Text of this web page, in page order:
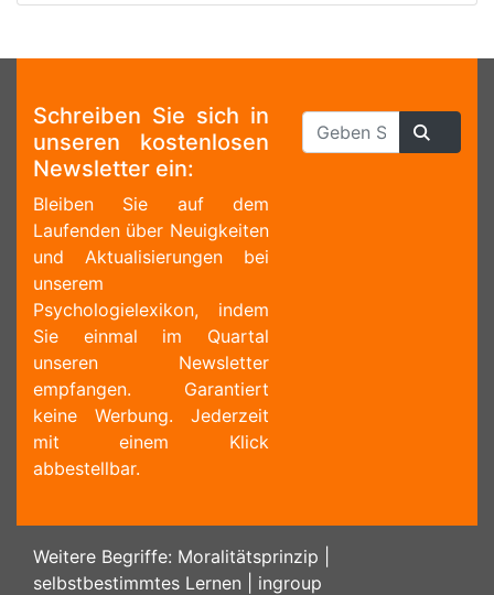
Schreiben Sie sich in
unseren kostenlosen
Newsletter ein:
Bleiben Sie auf dem
Laufenden über Neuigkeiten
und Aktualisierungen bei
unserem
Psychologielexikon, indem
Sie einmal im Quartal
unseren Newsletter
empfangen. Garantiert
keine Werbung. Jederzeit
mit einem Klick
abbestellbar.
Weitere Begriffe: Moralitätsprinzip
selbstbestimmtes Lernen
ingroup